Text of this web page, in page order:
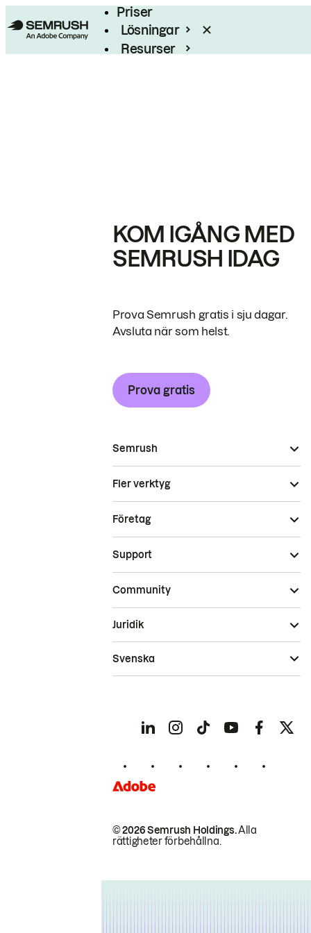
Priser
Lösningar
Resurser
KOM IGÅNG MED
SEMRUSH IDAG
Prova Semrush gratis i sju dagar.
Avsluta när som helst.
Prova gratis
Semrush
Fler verktyg
Företag
Support
Community
© 2026 Semrush Holdings.Alla
rättigheter förbehållna.
Juridik
Svenska